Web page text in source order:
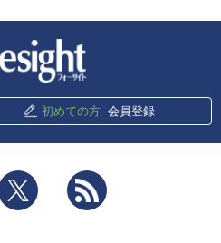
初めての方 会員登録
Twitter